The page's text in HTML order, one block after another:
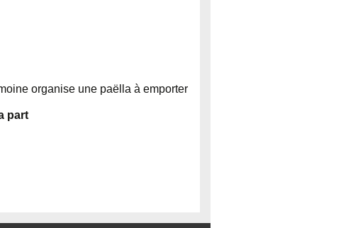
organise une paëlla à emporter
part